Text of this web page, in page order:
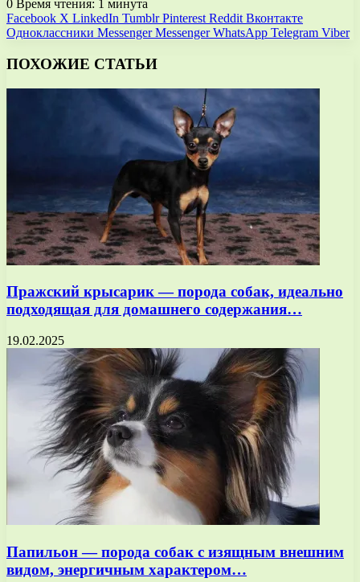
0 Время чтения: 1 минута
Facebook X LinkedIn Tumblr Pinterest Reddit Вконтакте
Одноклассники Messenger Messenger WhatsApp Telegram Viber
ПОХОЖИЕ СТАТЬИ
Пражский крысарик — порода собак, идеально
подходящая для домашнего содержания…
19.02.2025
Папильон — порода собак с изящным внешним
видом, энергичным характером…